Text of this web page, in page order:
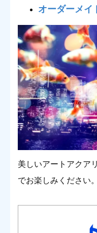
オーダーメイ
美しいアートアクア
でお楽しみください。